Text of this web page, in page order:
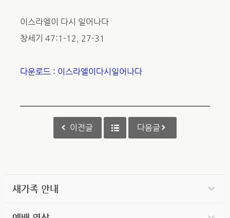
이스라엘이 다시 일어나다
창세기 47:1-12, 27-31
다운로드 : 이스라엘이다시일어나다
이전글 다음글
새가족 안내